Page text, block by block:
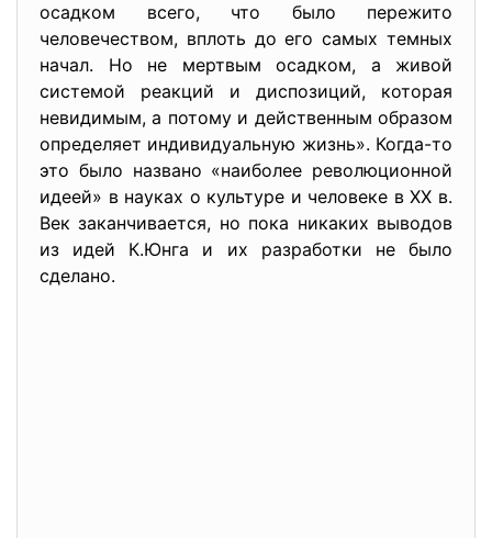
осадком всего, что было пережито
человечеством, вплоть до его самых темных
начал. Но не мертвым осадком, а живой
системой реакций и диспозиций, которая
невидимым, а потому и действенным образом
определяет индивидуальную жизнь». Когда-то
это было названо «наиболее революционной
идеей» в науках о культуре и человеке в XX в.
Век заканчивается, но пока никаких выводов
из идей К.Юнга и их разработки не было
сделано.